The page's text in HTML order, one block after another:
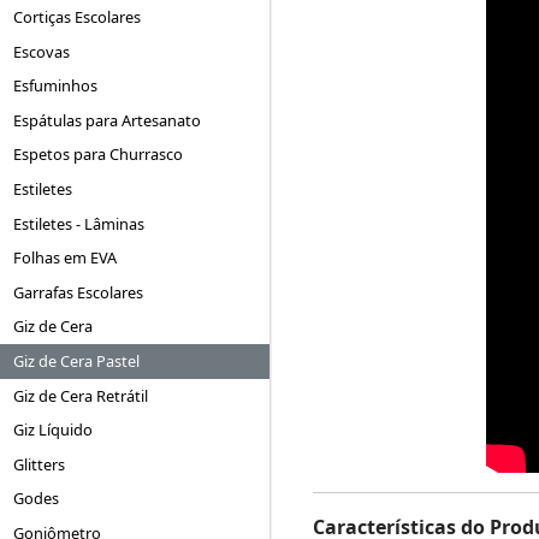
Cortiças Escolares
Escovas
Esfuminhos
Espátulas para Artesanato
Espetos para Churrasco
Estiletes
Estiletes - Lâminas
Folhas em EVA
Garrafas Escolares
Giz de Cera
Giz de Cera Pastel
Giz de Cera Retrátil
Giz Líquido
Glitters
Godes
Goniômetro
Características do